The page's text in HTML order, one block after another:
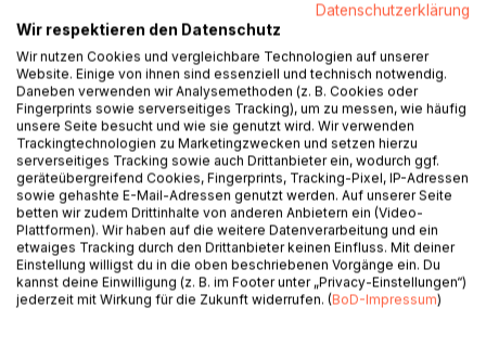
BESCHREIBUNG
Herold zu Moschdehner fand im Jahre 2008 ein Buch aus
dem 14. Jahrhundert in der Bobitzer Bibliothek. Dieses
stellte sich als Werk dreier Frauen aus einem Hexenzirkel
heraus.
Diese gaben ihren Schwestern 60 Tage auf, was sie zu
essen hätten um schlank und rank ihr Werk zu tun.
Herold zu Moschdehner hat die strikten Nahrungslehren
genauso wiedergegeben, wie er sie lesen konnte.
Hier haben Sie also nun die Möglichkeit in sehr kurzer Zeit
sehr viele Kilos zu verlieren. Sie müssen sich nur 60 Tage
Datenschutzerklärung
Wir respektieren den Datenschutz
Wir nutzen Cookies und vergleichbare Technologien auf unserer
Website. Einige von ihnen sind essenziell und technisch notwendig.
Daneben verwenden wir Analysemethoden (z. B. Cookies oder
Fingerprints sowie serverseitiges Tracking), um zu messen, wie häufig
unsere Seite besucht und wie sie genutzt wird. Wir verwenden
Trackingtechnologien zu Marketingzwecken und setzen hierzu
serverseitiges Tracking sowie auch Drittanbieter ein, wodurch ggf.
geräteübergreifend Cookies, Fingerprints, Tracking-Pixel, IP-Adressen
sowie gehashte E-Mail-Adressen genutzt werden. Auf unserer Seite
betten wir zudem Drittinhalte von anderen Anbietern ein (Video-
Plattformen). Wir haben auf die weitere Datenverarbeitung und ein
etwaiges Tracking durch den Drittanbieter keinen Einfluss. Mit deiner
Einstellung willigst du in die oben beschriebenen Vorgänge ein. Du
kannst deine Einwilligung (z. B. im Footer unter „Privacy-Einstellungen“)
jederzeit mit Wirkung für die Zukunft widerrufen. (BoD-Impressum)